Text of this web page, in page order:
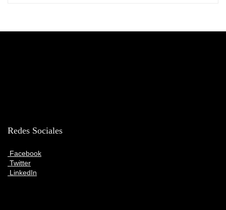
Redes Sociales
Facebook
Twitter
LinkedIn